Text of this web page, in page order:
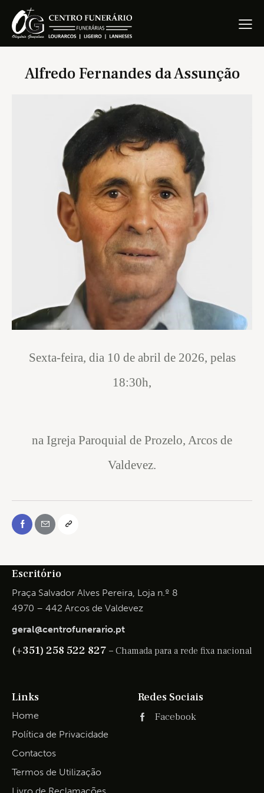
Alfredo Fernandes da Assunção
Sexta-feira, dia 10 de abril de 2026, pelas
18:30h,
na Igreja Paroquial de Prozelo, Arcos de
Valdevez.
Escritório
Praça Salvador Alves Pereira, Loja n.º 8
4970 – 442 Arcos de Valdevez
geral@centrofunerario.pt
(+351) 258 522 827 – Chamada para a rede fixa nacional
Links
Home
Política de Privacidade
Contactos
Termos de Utilização
Redes Sociais
Facebook